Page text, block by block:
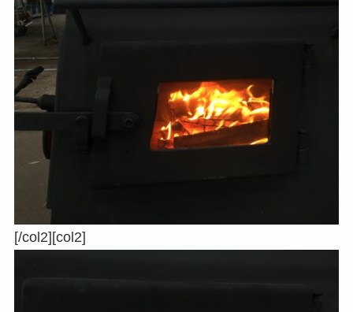
[/col2][col2]